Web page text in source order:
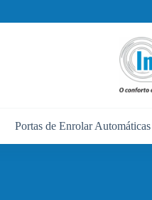
Portas de Enrolar Automáticas